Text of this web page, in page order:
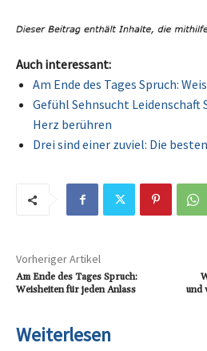
Auch interessant:
Am Ende des Tages Spruch:
Gefühl Sehnsucht Leidenschaft
Herz berühren
Drei sind einer zuviel: Die
Vorheriger Artikel
Am Ende des Tages Spruch:
Weisheiten für jeden Anlass
und
Weiterlesen